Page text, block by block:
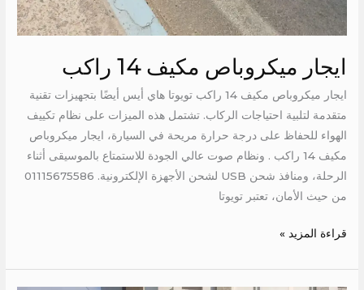
ايجار ميكروباص مكيف 14 راكب
ايجار ميكروباص مكيف 14 راكب تويوتا هاي أيس أيضًا بتجهيزات تقنية
متقدمة لتلبية احتياجات الركاب. تشتمل هذه الميزات على نظام تكييف
الهواء للحفاظ على درجة حرارة مريحة في السيارة، ايجار ميكروباص
مكيف 14 راكب . ونظام صوت عالي الجودة للاستمتاع بالموسيقى أثناء
الرحلة، ومنافذ شحن USB لشحن الأجهزة الإلكترونية. 01115675586
من حيث الأمان، تعتبر تويوتا
قراءة المزيد »